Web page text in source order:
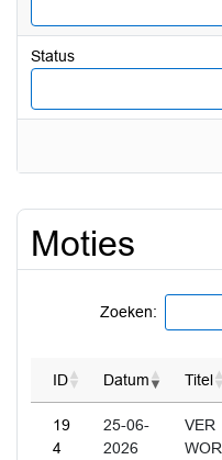
Status
Moties
Zoeken:
ID Datum Titel
19
4
25-06-
2026
VER
WOR